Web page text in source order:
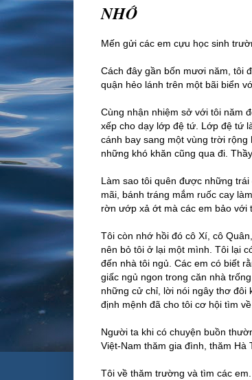
NHỚ
Mến gửi các em cựu học sinh
Cách đây gần bốn mươi năm, tôi
quận hẻo lánh trên một bãi biển
Cùng nhận nhiệm sở với tôi năm
xếp cho dạy lớp đệ tứ. Lớp đệ tứ
cánh bay sang một vùng trời
những khó khăn cũng qua đi.
Làm sao tôi quên được những
mãi, bánh tráng mắm ruốc cay
rờn ướp xả ớt mà các em bảo với
Tôi còn nhớ hồi đó cô Xí, cô
nên bỏ tôi ở lại một mình. Tôi lại
đến nhà tôi ngủ. Các em có biết
giấc ngủ ngon trong căn nhà
những cử chỉ, lời nói ngây thơ đôi
định mệnh đã cho tôi cơ hội tìm
Người ta khi có chuyện buồn
Việt-Nam thăm gia đình, thăm Hà
Tôi về thăm trường và tìm các